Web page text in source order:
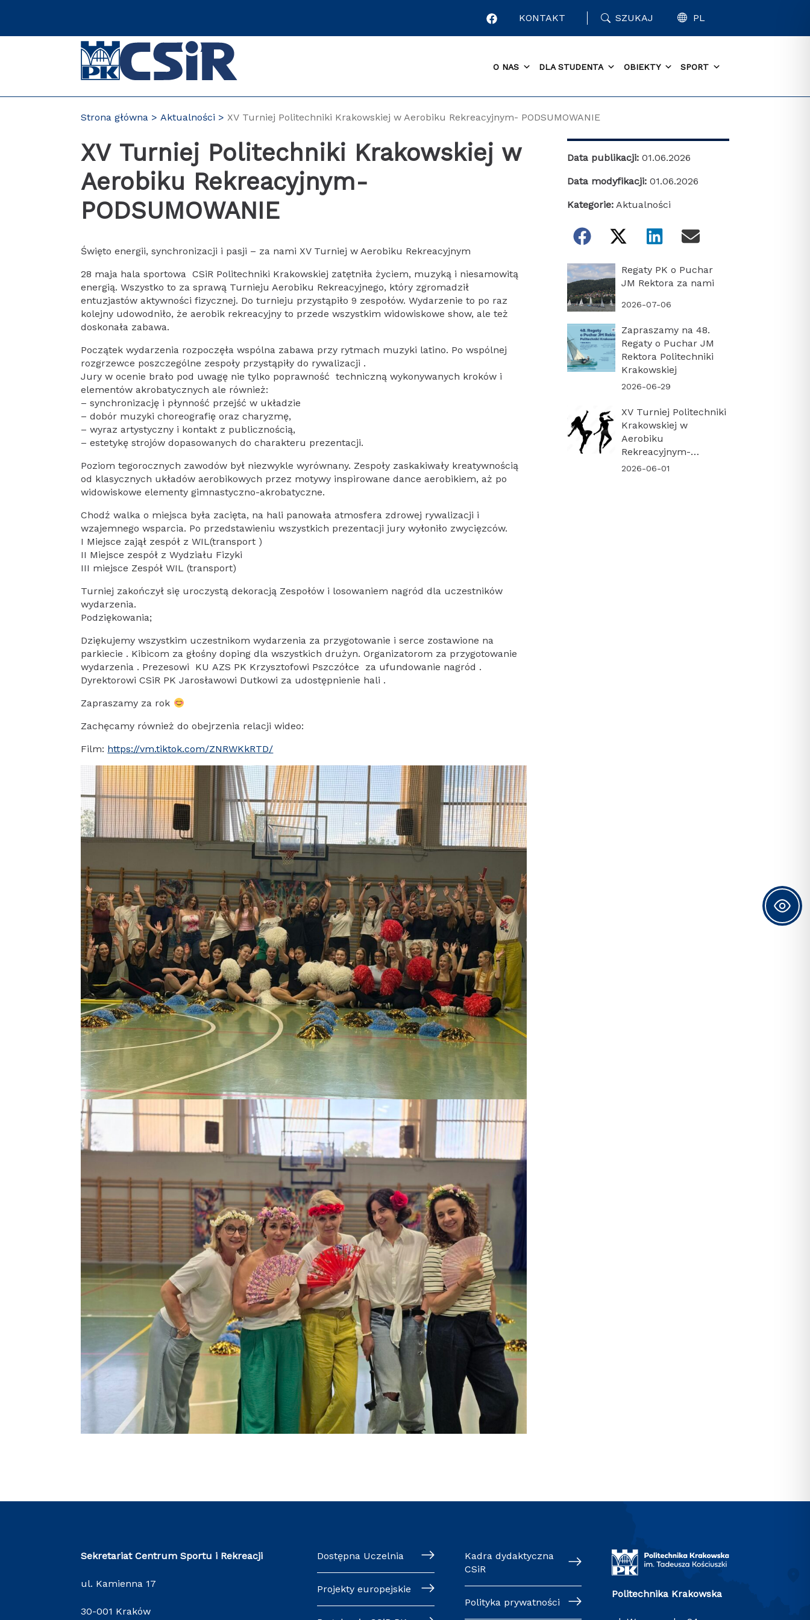
KONTAKT SZUKAJ PL
O NAS DLA STUDENTA OBIEKTY SPORT
Strona główna Aktualności XV Turniej Politechniki Krakowskiej w Aerobiku Rekreacyjnym- PODSUMOWANIE
XV Turniej Politechniki Krakowskiej w
Aerobiku Rekreacyjnym-
PODSUMOWANIE
Święto energii, synchronizacji i pasji – za nami XV Turniej w Aerobiku Rekreacyjnym
28 maja hala sportowa CSiR Politechniki Krakowskiej zatętniła życiem, muzyką i niesamowitą
energią. Wszystko to za sprawą Turnieju Aerobiku Rekreacyjnego, który zgromadził
entuzjastów aktywności fizycznej. Do turnieju przystąpiło 9 zespołów. Wydarzenie to po raz
kolejny udowodniło, że aerobik rekreacyjny to przede wszystkim widowiskowe show, ale też
doskonała zabawa.
Początek wydarzenia rozpoczęła wspólna zabawa przy rytmach muzyki latino. Po wspólnej
rozgrzewce poszczególne zespoły przystąpiły do rywalizacji .
Jury w ocenie brało pod uwagę nie tylko poprawność techniczną wykonywanych kroków i
elementów akrobatycznych ale również:
– synchronizację i płynność przejść w układzie
– dobór muzyki choreografię oraz charyzmę,
– wyraz artystyczny i kontakt z publicznością,
– estetykę strojów dopasowanych do charakteru prezentacji.
Poziom tegorocznych zawodów był niezwykle wyrównany. Zespoły zaskakiwały kreatywnością
od klasycznych układów aerobikowych przez motywy inspirowane dance aerobikiem, aż po
widowiskowe elementy gimnastyczno-akrobatyczne.
Chodź walka o miejsca była zacięta, na hali panowała atmosfera zdrowej rywalizacji i
wzajemnego wsparcia. Po przedstawieniu wszystkich prezentacji jury wyłoniło zwycięzców.
I Miejsce zajął zespół z WIL(transport )
II Miejsce zespół z Wydziału Fizyki
III miejsce Zespół WIL (transport)
Turniej zakończył się uroczystą dekoracją Zespołów i losowaniem nagród dla uczestników
wydarzenia.
Podziękowania;
Dziękujemy wszystkim uczestnikom wydarzenia za przygotowanie i serce zostawione na
parkiecie . Kibicom za głośny doping dla wszystkich drużyn. Organizatorom za przygotowanie
wydarzenia . Prezesowi KU AZS PK Krzysztofowi Pszczółce za ufundowanie nagród .
Dyrektorowi CSiR PK Jarosławowi Dutkowi za udostępnienie hali .
Zapraszamy za rok
Zachęcamy również do obejrzenia relacji wideo:
Film: https://vm.tiktok.com/ZNRWKkRTD/
Data publikacji: 01.06.2026
Data modyfikacji: 01.06.2026
Kategorie: Aktualności
Regaty PK o Puchar
JM Rektora za nami
2026-07-06
Zapraszamy na 48.
Regaty o Puchar JM
Rektora Politechniki
Krakowskiej
2026-06-29
XV Turniej Politechniki
Krakowskiej w
Aerobiku
Rekreacyjnym-
PODSUMOWANIE
2026-06-01
Sekretariat Centrum Sportu i Rekreacji
ul. Kamienna 17
30-001 Kraków
Dostępna Uczelnia
Projekty europejskie
Kadra dydaktyczna
CSiR
Polityka prywatności
Politechnika Krakowska